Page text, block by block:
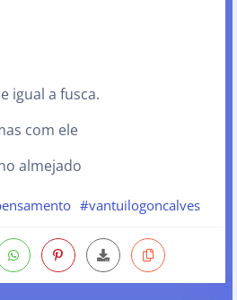
igual a fusca.
com ele
almejado
#vantuilogoncalves